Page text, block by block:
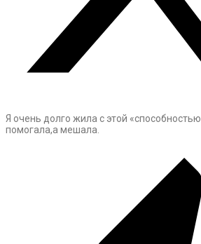
Я очень долго жила с этой
помогала,а мешала.